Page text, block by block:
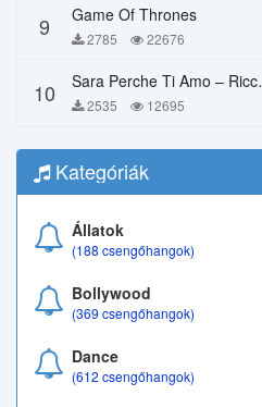
9 Game Of Thrones
2785 22676
10 Sara
2535 12695
Kategóriák
Állatok
(188 csengőhangok)
Bollywood
(369 csengőhangok)
Dance
(612 csengőhangok)